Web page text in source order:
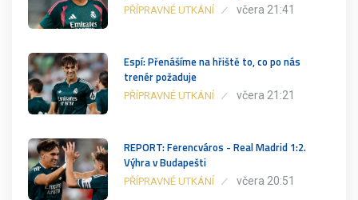
PŘÍPRAVNÉ UTKÁNÍ včera 21:41
Espí: Přenášíme na hřiště to, co po nás
trenér požaduje
PŘÍPRAVNÉ UTKÁNÍ včera 21:21
REPORT: Ferencváros - Real Madrid 1:2.
Výhra v Budapešti
PŘÍPRAVNÉ UTKÁNÍ včera 20:51